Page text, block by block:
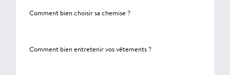
Comment bien choisir sa chemise ?
Comment bien entretenir vos vêtements ?